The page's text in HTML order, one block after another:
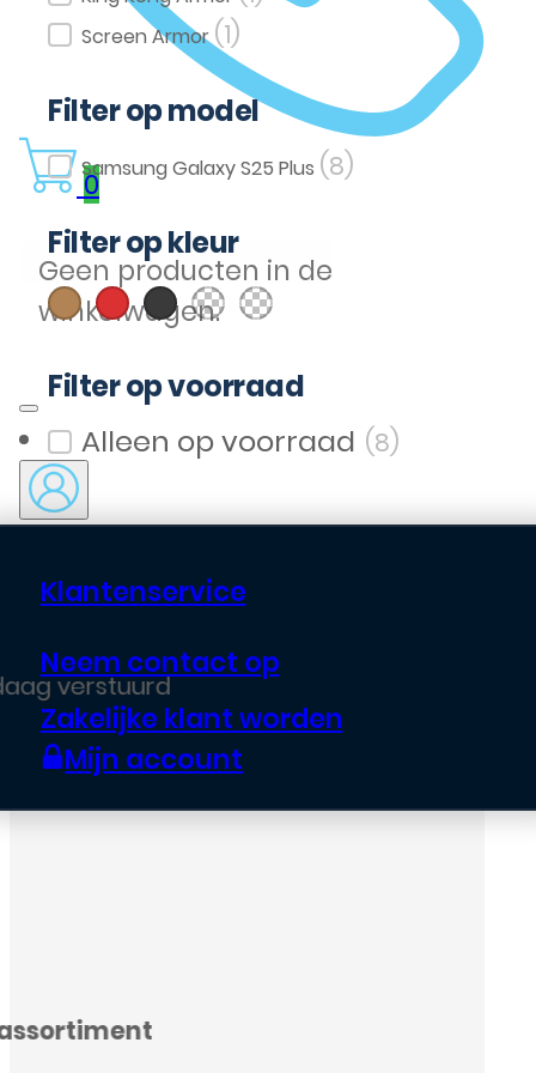
0
Geen producten in de
winkelwagen.
Klantenservice
Neem contact op
Zakelijke klant worden
Mijn account
Screen Armor(1)
Filter op model
Filter op model
Samsung Galaxy S25 Plus (8)
Filter op kleur
Filter op kleur
Bruin(1)
Rood(1)
Zwart(1)
Licht Bruin(1)
Transparent (3)
Filter op voorraad
Filter op voorraad (8)